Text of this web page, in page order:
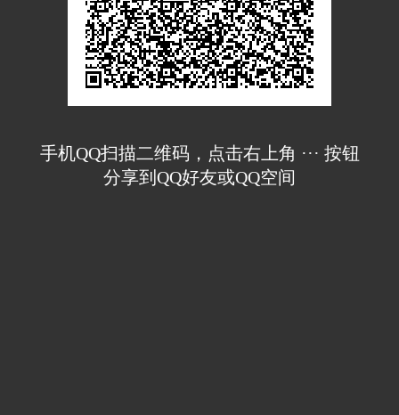
手机QQ扫描二维码，点击右上角 ··· 按钮
分享到QQ好友或QQ空间